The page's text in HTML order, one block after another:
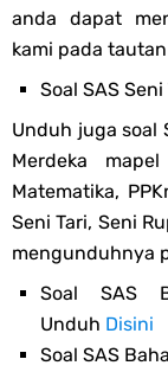
anda dapat
kami pada
Soal SAS
Unduh juga soal
Merdeka
Matematika,
Seni Tari, Seni
mengunduhnya
Soal SAS
Unduh Disini
Soal SAS